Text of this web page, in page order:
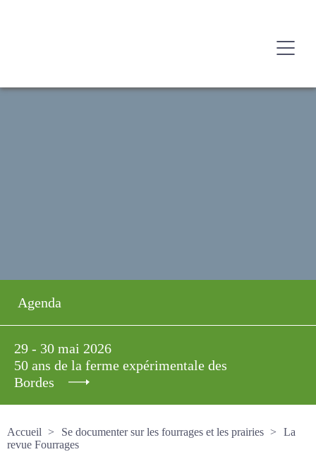
Agenda
29 - 30 mai 2026
50 ans de la ferme expérimentale des
Bordes
Accueil
Se documenter sur les fourrages et les prairies
La revue Fourrages